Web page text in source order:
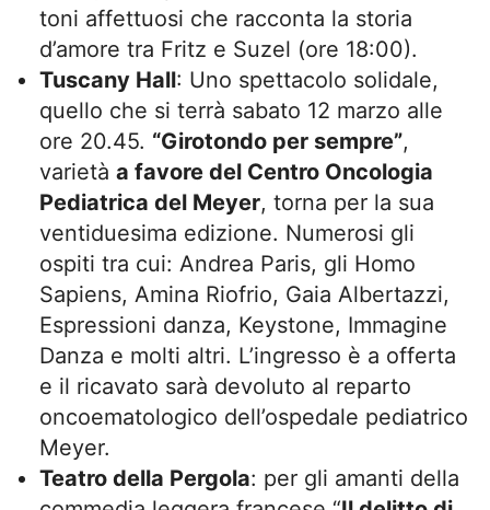
toni affettuosi che racconta la storia
d’amore tra Fritz e Suzel (ore 18:00).
Tuscany Hall: Uno spettacolo solidale,
quello che si terrà sabato 12 marzo alle
ore 20.45. “Girotondo per sempre”,
varietà a favore del Centro Oncologia
Pediatrica del Meyer, torna per la sua
ventiduesima edizione. Numerosi gli
ospiti tra cui: Andrea Paris, gli Homo
Sapiens, Amina Riofrio, Gaia Albertazzi,
Espressioni danza, Keystone, Immagine
Danza e molti altri. L’ingresso è a offerta
e il ricavato sarà devoluto al reparto
oncoematologico dell’ospedale pediatrico
Meyer.
Teatro della Pergola: per gli amanti della